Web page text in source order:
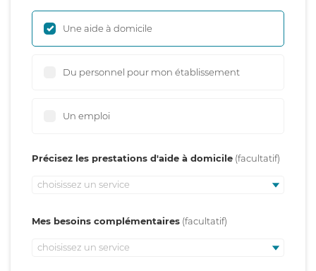
Une aide à domicile
Du personnel pour mon établissement
Un emploi
Précisez les prestations d'aide à domicile
choisissez un service
Mes besoins complémentaires
choisissez un service